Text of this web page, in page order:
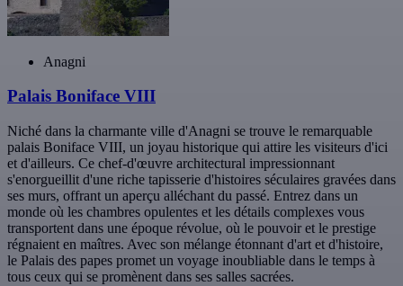
Anagni
Palais Boniface VIII
Niché dans la charmante ville d'Anagni se trouve le remarquable
palais Boniface VIII, un joyau historique qui attire les visiteurs d'ici
et d'ailleurs. Ce chef-d'œuvre architectural impressionnant
s'enorgueillit d'une riche tapisserie d'histoires séculaires gravées dans
ses murs, offrant un aperçu alléchant du passé. Entrez dans un
monde où les chambres opulentes et les détails complexes vous
transportent dans une époque révolue, où le pouvoir et le prestige
régnaient en maîtres. Avec son mélange étonnant d'art et d'histoire,
le Palais des papes promet un voyage inoubliable dans le temps à
tous ceux qui se promènent dans ses salles sacrées.